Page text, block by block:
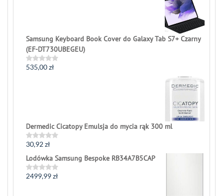
Samsung Keyboard Book Cover do Galaxy Tab S7+ Czarny
(EF-DT730UBEGEU)
Rated
535,00zł
Dermedic Cicatopy Emulsja do mycia rąk 300 ml
Rated
out
of
5
30,92zł
Lodówka Samsung Bespoke RB34A7B5CAP
Rated
2499,99zł